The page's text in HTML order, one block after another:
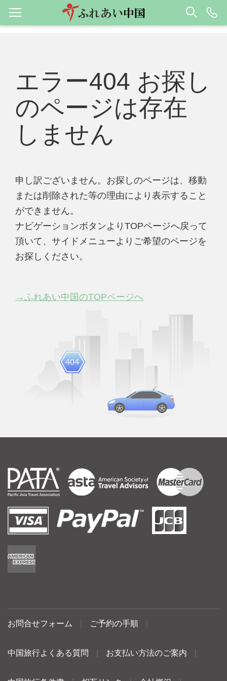
エラー404 お探し
のページは存在
しません
申し訳ございません。お探しのページは、移動
または削除された等の理由により表示すること
ができません。
ナビゲーションボタンよりTOPページへ戻って
頂いて、サイドメニューよりご希望のページを
お探しください。
→ふれあい中国のTOPページへ
お問合せフォーム ご予約の手順
中国旅行よくある質問 お支払い方法のご案内